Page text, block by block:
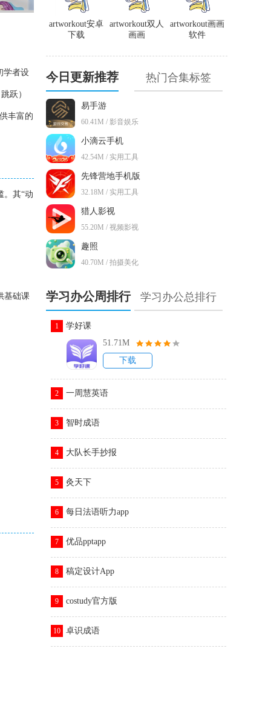
学者设
跃）
丰富的
。其“动
基础课
artworkout画画
软件
artworkout双人
画画
artworkout安卓
下载
今日更新推荐 热门合集标签
易手游
60.41M / 影音娱乐
小滴云手机
42.54M / 实用工具
先锋营地手机版
32.18M / 实用工具
猎人影视
55.20M / 视频影视
趣照
40.70M / 拍摄美化
学习办公周排行 学习办公总排行
1
学好课
51.71M
下载
2 一周慧英语
3 智时成语
4 大队长手抄报
5 灸天下
6 每日法语听力app
7 优品pptapp
8 稿定设计App
9 costudy官方版
10 卓识成语